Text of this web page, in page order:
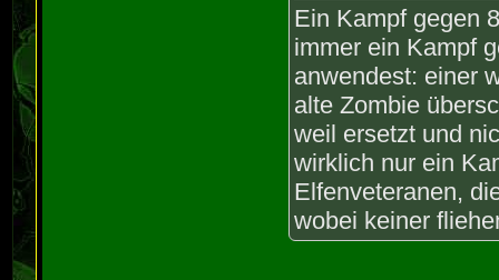
Ein Kampf gegen
immer ein Kampf
anwendest: einer
alte Zombie
weil ersetzt und
wirklich nur ein
Elfenveteranen,
wobei keiner